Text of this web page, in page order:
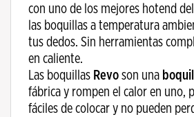
con uno de los mejores hotend
las boquillas a temperatura
tus dedos. Sin herramientas
en caliente.
Las boquillas Revo son una
fábrica y rompen el calor en uno,
fáciles de colocar y no pueden